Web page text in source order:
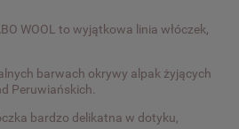
WOOL to wyjątkowa linia włóczek,
barwach okrywy alpak żyjących
Peruwiańskich.
bardzo delikatna w dotyku,